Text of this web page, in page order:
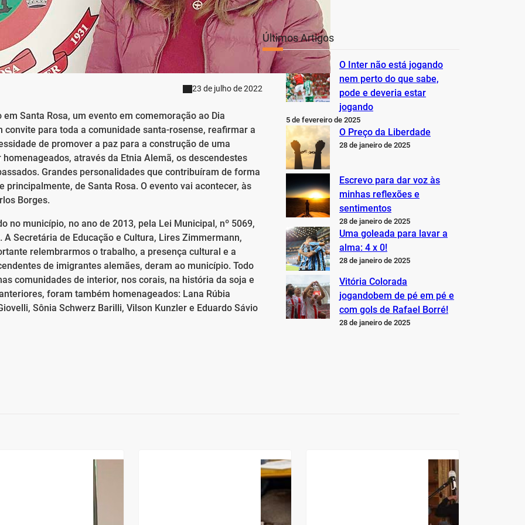
23 de julho de 2022
Santa Rosa, um evento em comemoração ao Dia
convite para toda a comunidade santa-rosense, reafirmar a
de promover a paz para a construção de uma
através da Etnia Alemã, os descendestes
Grandes personalidades que contribuíram de forma
de Santa Rosa. O evento vai acontecer, às
Borges.
no município, no ano de 2013, pela Lei Municipal, nº 5069,
Secretária de Educação e Cultura, Lires Zimmermann,
relembrarmos o trabalho, a presença cultural e a
de imigrantes alemães, deram ao município. Todo
comunidades de interior, nos corais, na história da soja e
foram também homenageados: Lana Rúbia
Sônia Schwerz Barilli, Vilson Kunzler e Eduardo Sávio
Últimos Artigos
O Inter não está jogando
nem perto do que sabe,
pode e deveria estar
jogando
5 de fevereiro de 2025
O Preço da Liberdade
28 de janeiro de 2025
Escrevo para dar voz às
minhas reflexões e
sentimentos
28 de janeiro de 2025
Uma goleada para lavar a
alma: 4 x 0!
28 de janeiro de 2025
Vitória Colorada
jogandobem de pé em pé e
com gols de Rafael Borré!
28 de janeiro de 2025